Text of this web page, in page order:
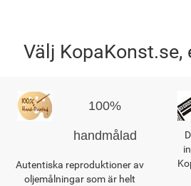
Välj KopaKonst.se,
100%
handmålad
Autentiska reproduktioner av
oljemålningar som är helt